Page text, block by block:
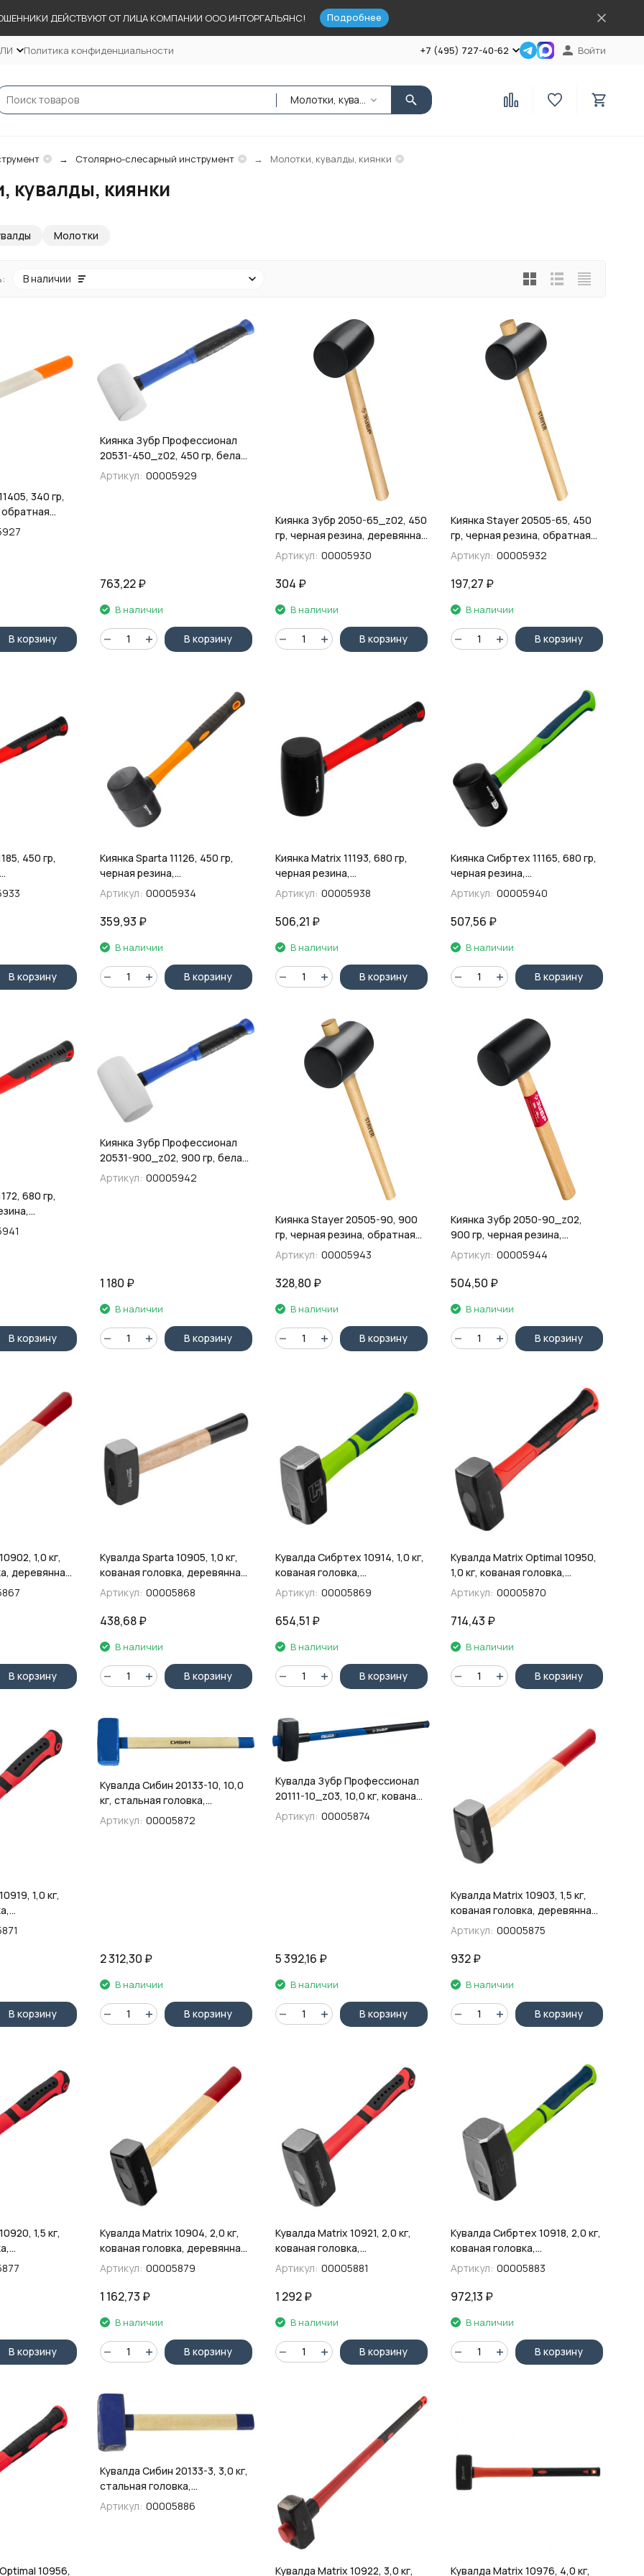
ДЕЙСТВУЮТ ОТ ЛИЦА КОМПАНИИ ООО ИНТОРГАЛЬЯНС! Подробнее
Политика конфиденциальности +7 (495) 727-40-62 Войти
Молотки, кувалды, киянки
Столярно-слесарный инструмент Молотки, кувалды, киянки
кувалды, киянки
Молотки
В наличии
340 гр,
В корзину
Киянка Зубр Профессионал
20531-450_z02, 450 гр, белая
резина, фибергласовая
рукоятка
Артикул: 00005929
763,22 ₽
В наличии
В корзину
Киянка Зубр 2050-65_z02, 450
гр, черная резина, деревянная
рукоятка
Артикул: 00005930
304 ₽
В наличии
В корзину
Киянка Stayer 20505-65, 450
гр, черная резина, обратная
деревянная рукоятка
Артикул: 00005932
197,27 ₽
В наличии
В корзину
450 гр,
В корзину
Киянка Sparta 11126, 450 гр,
черная резина,
фибергласовая рукоятка
Артикул: 00005934
359,93 ₽
В наличии
В корзину
Киянка Matrix 11193, 680 гр,
черная резина,
фибергласовая рукоятка
Артикул: 00005938
506,21 ₽
В наличии
В корзину
Киянка Сибртех 11165, 680 гр,
черная резина,
фибергласовая рукоятка
Артикул: 00005940
507,56 ₽
В наличии
В корзину
680 гр,
В корзину
Киянка Зубр Профессионал
20531-900_z02, 900 гр, белая
резина, фибергласовая
рукоятка
Артикул: 00005942
1 180 ₽
В наличии
В корзину
Киянка Stayer 20505-90, 900
гр, черная резина, обратная
деревянная рукоятка
Артикул: 00005943
328,80 ₽
В наличии
В корзину
Киянка Зубр 2050-90_z02,
900 гр, черная резина,
деревянная рукоятка
Артикул: 00005944
504,50 ₽
В наличии
В корзину
1,0 кг,
деревянная
В корзину
Кувалда Sparta 10905, 1,0 кг,
кованая головка, деревянная
рукоятка
Артикул: 00005868
438,68 ₽
В наличии
В корзину
Кувалда Сибртех 10914, 1,0 кг,
кованая головка,
фибергласовая обрезиненная
рукоятка
Артикул: 00005869
654,51 ₽
В наличии
В корзину
Кувалда Matrix Optimal 10950,
1,0 кг, кованая головка,
фибергласовая обрезиненная
рукоятка
Артикул: 00005870
714,43 ₽
В наличии
В корзину
1,0 кг,
В корзину
Кувалда Сибин 20133-10, 10,0
кг, стальная головка,
деревянная рукоятка
Артикул: 00005872
2 312,30 ₽
В наличии
В корзину
Кувалда Зубр Профессионал
20111-10_z03, 10,0 кг, кованая
головка, рукоятка 900 мм,
фибергласовая,
Артикул: 00005874
5 392,16 ₽
В наличии
В корзину
Кувалда Matrix 10903, 1,5 кг,
кованая головка, деревянная
рукоятка
Артикул: 00005875
932 ₽
В наличии
В корзину
1,5 кг,
В корзину
Кувалда Matrix 10904, 2,0 кг,
кованая головка, деревянная
рукоятка
Артикул: 00005879
1 162,73 ₽
В наличии
В корзину
Кувалда Matrix 10921, 2,0 кг,
кованая головка,
фибергласовая обрезиненная
рукоятка
Артикул: 00005881
1 292 ₽
В наличии
В корзину
Кувалда Сибртех 10918, 2,0 кг,
кованая головка,
фибергласовая обрезиненная
рукоятка
Артикул: 00005883
972,13 ₽
В наличии
В корзину
10956,
Кувалда Сибин 20133-3, 3,0 кг,
стальная головка,
деревянная рукоятка
Артикул: 00005886
Кувалда Matrix 10922, 3,0 кг, Кувалда Matrix 10976, 4,0 кг,